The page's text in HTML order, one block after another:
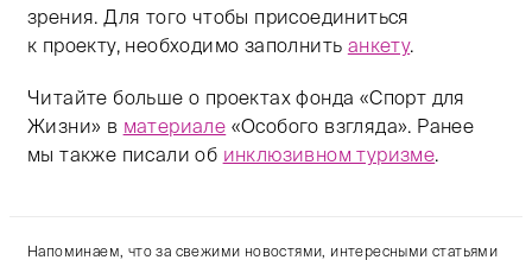
зрения. Для того чтобы присоединиться
к проекту, необходимо заполнить анкету.
Читайте больше о проектах фонда «Спорт для
Жизни» в материале «Особого взгляда». Ранее
мы также писали об инклюзивном туризме.
Напоминаем, что за свежими новостями, интересными статьями